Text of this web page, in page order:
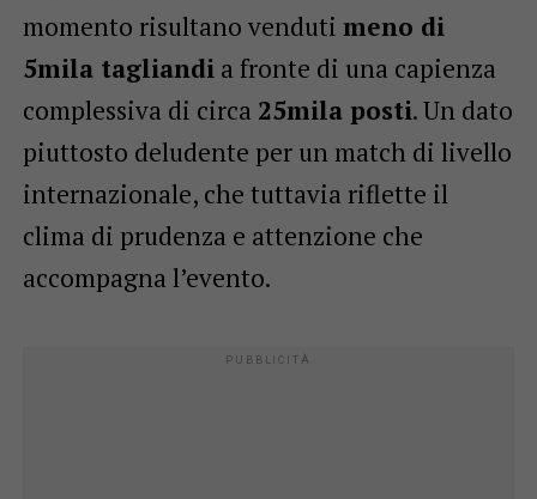
momento risultano venduti meno di
5mila tagliandia fronte di una capienza
complessiva di circa 25mila posti. Un dato
piuttosto deludente per un match di livello
internazionale, che tuttavia riflette il
clima di prudenza e attenzione che
accompagna l’evento.